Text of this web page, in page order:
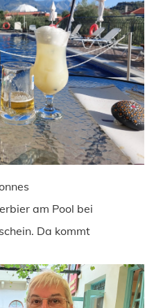
am Pool bei
Da kommt